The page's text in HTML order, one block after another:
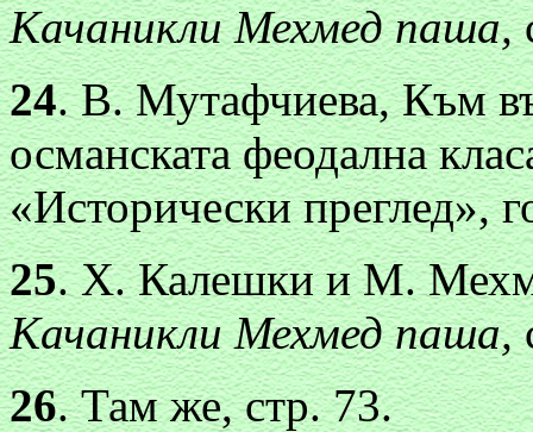
Качаникли Мехмед паша,
24. В. Мутафчиева, Към
османската феодална
«Исторически преглед»,
25. X. Калешки и М.
Качаникли Мехмед паша,
26. Там же, стр. 73.